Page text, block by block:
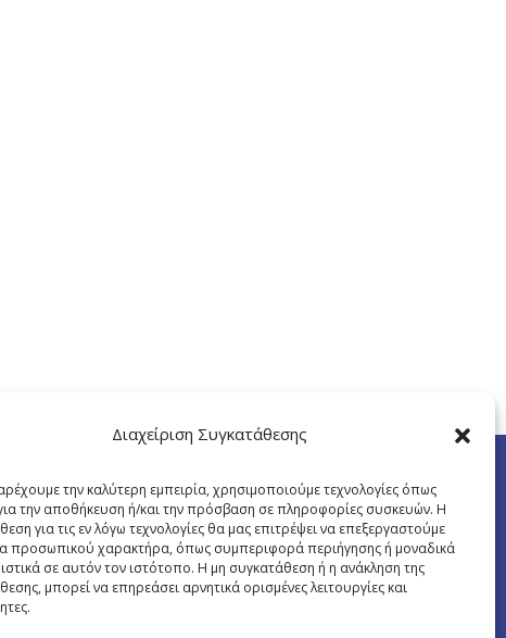
Διαχείριση Συγκατάθεσης
την καλύτερη εμπειρία, χρησιμοποιούμε τεχνολογίες όπως
την αποθήκευση ή/και την πρόσβαση σε πληροφορίες συσκευών. Η
για τις εν λόγω τεχνολογίες θα μας επιτρέψει να επεξεργαστούμε
προσωπικού χαρακτήρα, όπως συμπεριφορά περιήγησης ή μοναδικά
σε αυτόν τον ιστότοπο. Η μη συγκατάθεση ή η ανάκληση της
μπορεί να επηρεάσει αρνητικά ορισμένες λειτουργίες και